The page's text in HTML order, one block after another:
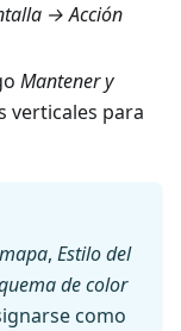
→ Acción
Mantener y
verticales para
, Estilo del
de color
como